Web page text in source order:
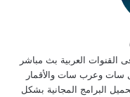
العربية بث مباشر
سات وعرب سات والأقمار
البرامج المجانية بشكل